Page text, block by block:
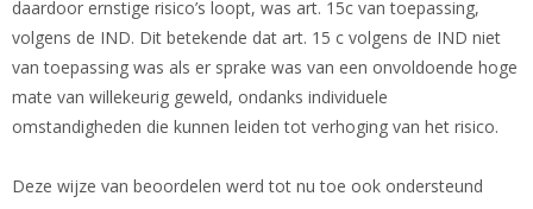
daardoor ernstige risico’s loopt, was art. 15c van toepassing,
volgens de IND. Dit betekende dat art. 15 c volgens de IND niet
van toepassing was als er sprake was van een onvoldoende hoge
mate van willekeurig geweld, ondanks individuele
omstandigheden die kunnen leiden tot verhoging van het risico.
Deze wijze van beoordelen werd tot nu toe ook ondersteund